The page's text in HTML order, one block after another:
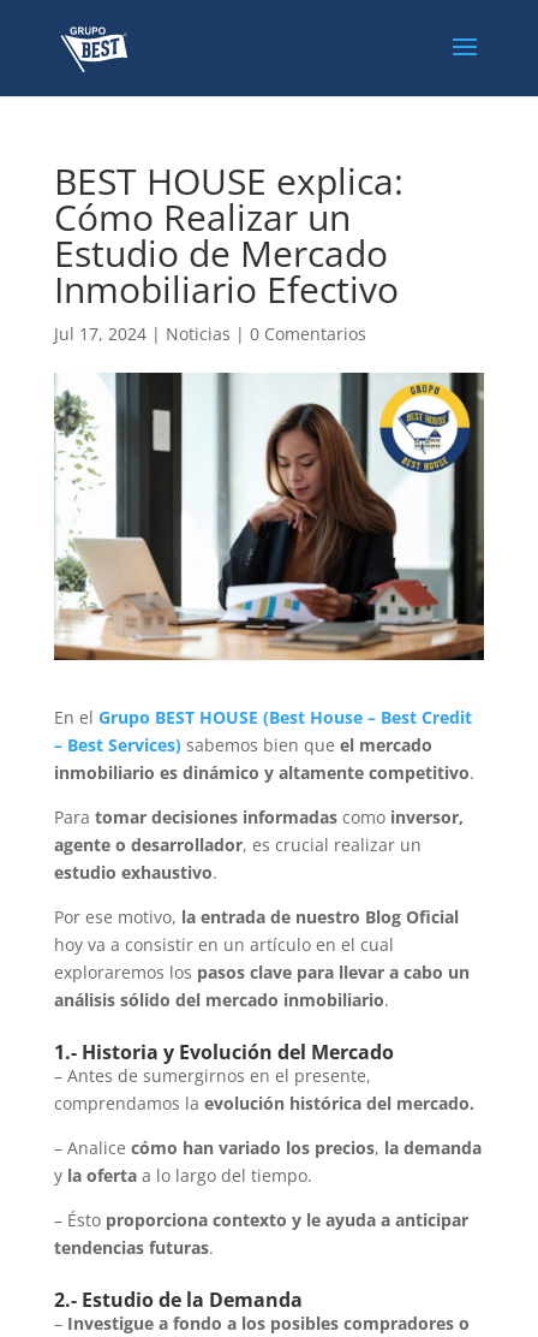
BEST HOUSE explica:
Cómo Realizar un
Estudio de Mercado
Inmobiliario Efectivo
Jul 17, 2024| Noticias | 0 Comentarios
En el Grupo BEST HOUSE (Best House– Best Credit
– Best Services)sabemos bien que el mercado
inmobiliario es dinámico y altamente competitivo.
Para tomar decisiones informadascomo inversor,
agente o desarrollador, es crucial realizar un
estudio exhaustivo.
Por ese motivo, la entrada de nuestro Blog Oficial
hoy va a consistir en un artículo en el cual
exploraremos los pasos clave para llevar a cabo un
análisis sólido del mercado inmobiliario.
1.- Historia y Evolución del Mercado
– Antes de sumergirnos en el presente,
comprendamos la evolución histórica del mercado.
– Analice cómo han variado los precios, la demanda
y la ofertaa lo largo del tiempo.
– Ésto proporciona contexto y le ayuda a anticipar
tendencias futuras.
2.- Estudio de la Demanda
– Investigue a fondo a los posibles compradores o